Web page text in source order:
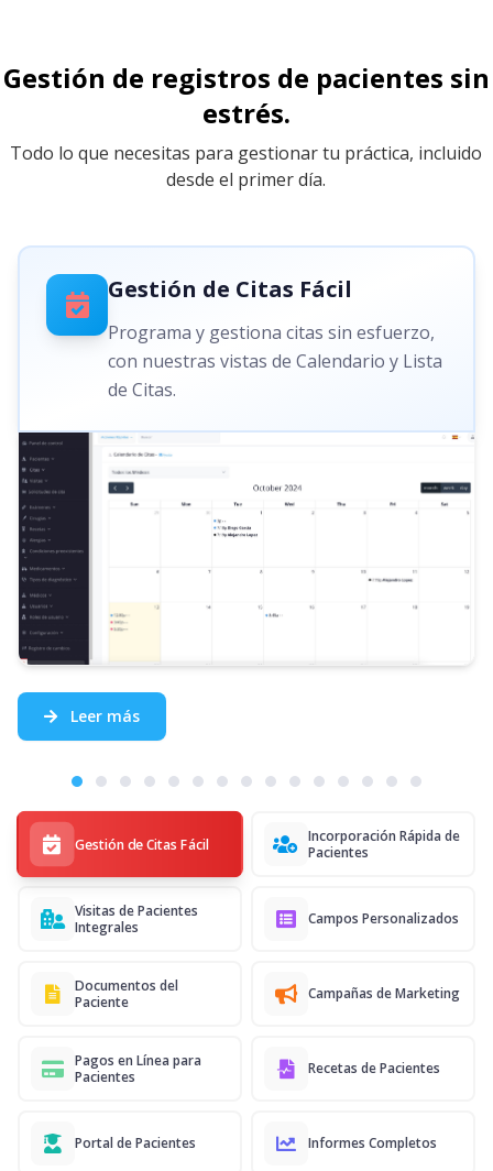
Gestión de registros de pacientes sin
estrés.
Todo lo que necesitas para gestionar tu práctica, incluido
desde el primer día.
Gestión de Citas Fácil
Incorporación Rápida de
Pacientes
Visitas de Pacientes
Integrales
Campos Personalizados
Documentos del
Paciente
Campañas de Marketing
Pagos en Línea para
Pacientes
Recetas de Pacientes
Portal de Pacientes Informes Completos
Gestión de Citas Fácil
Programa y gestiona citas sin esfuerzo,
con nuestras vistas de Calendario y Lista
de Citas.
Leer más